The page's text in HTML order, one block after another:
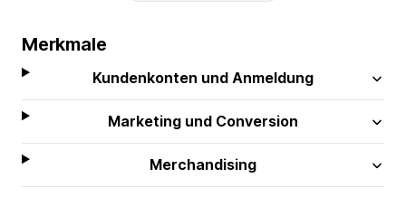
Merkmale
Kundenkonten und Anmeldung
Marketing und Conversion
Merchandising